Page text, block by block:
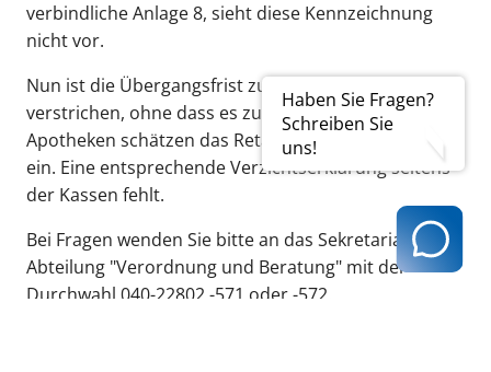
Haben Sie Fragen?
Schreiben Sie
uns!
verbindliche Anlage 8, sieht diese Kennzeichnung
nicht vor.
Nun ist die Übergangsfrist zum Jahreswechsel
verstrichen, ohne dass es zu einer Einigung kam. Die
Apotheken schätzen das Retaxrisiko als sehr hoch
ein. Eine entsprechende Verzichtserklärung seitens
der Kassen fehlt.
Bei Fragen wenden Sie bitte an das Sekretariat der
Abteilung "Verordnung und Beratung" mit der
Durchwahl 040-22802 -571 oder -572.